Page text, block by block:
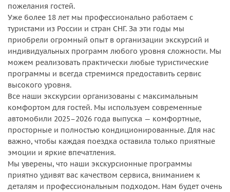
пожелания гостей.
Уже более 18 лет мы профессионально работаем с
туристами из России и стран СНГ. За эти годы мы
приобрели огромный опыт в организации экскурсий и
индивидуальных программ любого уровня сложности. Мы
можем реализовать практически любые туристические
программы и всегда стремимся предоставить сервис
высокого уровня.
Все наши экскурсии организованы с максимальным
комфортом для гостей. Мы используем современные
автомобили 2025–2026 года выпуска — комфортные,
просторные и полностью кондиционированные. Для нас
важно, чтобы каждая поездка оставила только приятные
эмоции и яркие впечатления.
Мы уверены, что наши экскурсионные программы
приятно удивят вас качеством сервиса, вниманием к
деталям и профессиональным подходом. Нам будет очень